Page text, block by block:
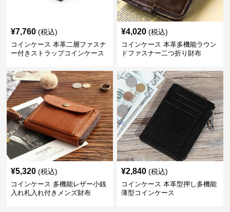
¥7,760 (税込)
コインケース 本革二層ファスナ
ー付きストラップコインケース
¥4,020 (税込)
コインケース 本革多機能ラウン
ドファスナー二つ折り財布
¥5,320 (税込)
コインケース 多機能レザー小銭
入れ札入れ付きメンズ財布
¥2,840 (税込)
コインケース 本革型押し多機能
薄型コインケース